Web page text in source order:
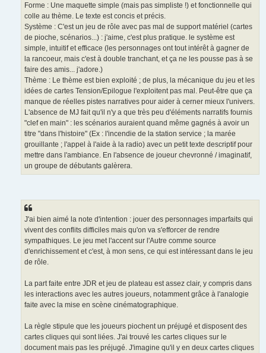
Forme : Une maquette simple (mais pas simpliste !) et fonctionnelle qui
colle au thème. Le texte est concis et précis.
Système : C'est un jeu de rôle avec pas mal de support matériel (cartes
de pioche, scénarios...) : j'aime, c'est plus pratique. le système est
simple, intuitif et efficace (les personnages ont tout intérêt à gagner de
la rancoeur, mais c'est à double tranchant, et ça ne les pousse pas à se
faire des amis... j'adore.)
Thème : Le thème est bien exploité ; de plus, la mécanique du jeu et les
idées de cartes Tension/Epilogue l'exploitent pas mal. Peut-être que ça
manque de réelles pistes narratives pour aider à cerner mieux l'univers.
L'absence de MJ fait qu'il n'y a que très peu d'éléments narratifs fournis
"clef en main" : les scénarios auraient quand même gagnés à avoir un
titre "dans l'histoire" (Ex : l'incendie de la station service ; la marée
grouillante ; l'appel à l'aide à la radio) avec un petit texte descriptif pour
mettre dans l'ambiance. En l'absence de joueur chevronné / imaginatif,
un groupe de débutants galèrera.
J'ai bien aimé la note d'intention : jouer des personnages imparfaits qui
vivent des conflits difficiles mais qu'on va s'efforcer de rendre
sympathiques. Le jeu met l'accent sur l'Autre comme source
d'enrichissement et c'est, à mon sens, ce qui est intéressant dans le jeu
de rôle.
La part faite entre JDR et jeu de plateau est assez clair, y compris dans
les interactions avec les autres joueurs, notamment grâce à l'analogie
faite avec la mise en scène cinématographique.
La règle stipule que les joueurs piochent un préjugé et disposent des
cartes cliques qui sont liées. J'ai trouvé les cartes cliques sur le
document mais pas les préjugé. J'imagine qu'il y en deux cartes cliques